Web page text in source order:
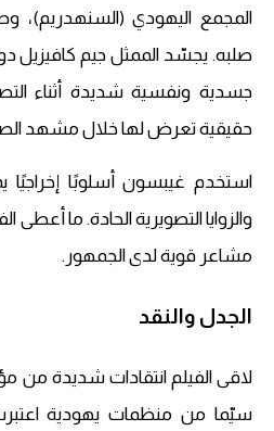
المجمع اليهودي (السنهدريم)،
صلبه. يجسّد الممثل جيم كافيزيل
جسدية ونفسية شديدة أثناء
حقيقية تعرض لها خلال مشهد
استخدم غيبسون أسلوبًا إخراجيًا
والزوايا التصويرية الحادة. ما أعطى
مشاعر قوية لدى الجمهور.
الجدل والنقد
لاقى الفيلم انتقادات شديدة من
سيّما من منظمات يهودية